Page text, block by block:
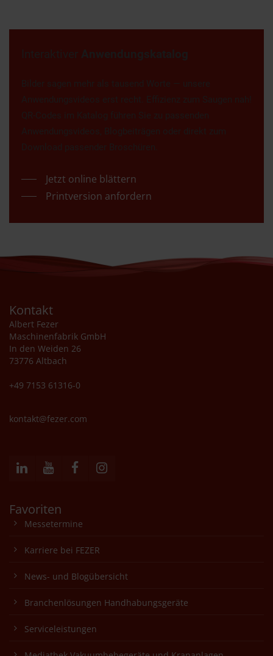
Jetzt online blättern
Printversion anfordern
Kontakt
Albert Fezer
Maschinenfabrik GmbH
In den Weiden 26
73776 Altbach
+49 7153 61316-0
kontakt@fezer.com
Favoriten
Messetermine
Karriere bei FEZER
News- und Blogübersicht
Branchenlösungen Handhabungsgeräte
Serviceleistungen